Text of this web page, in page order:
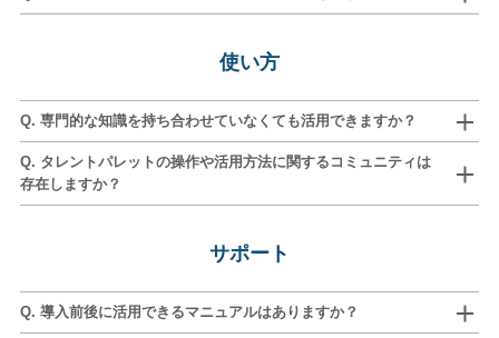
使い方
Q. 専門的な知識を持ち合わせていなくても活用できますか？
Q. タレントパレットの操作や活用方法に関するコミュニティは
存在しますか？
サポート
Q. 導入前後に活用できるマニュアルはありますか？